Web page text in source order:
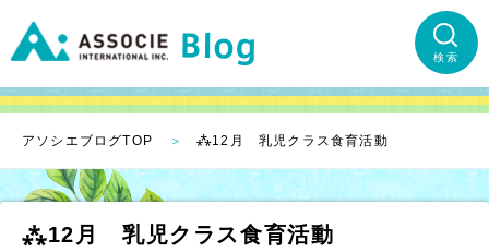
検索
アソシエブログTOP ⁂12月 乳児クラス食育活動
⁂12月 乳児クラス食育活動